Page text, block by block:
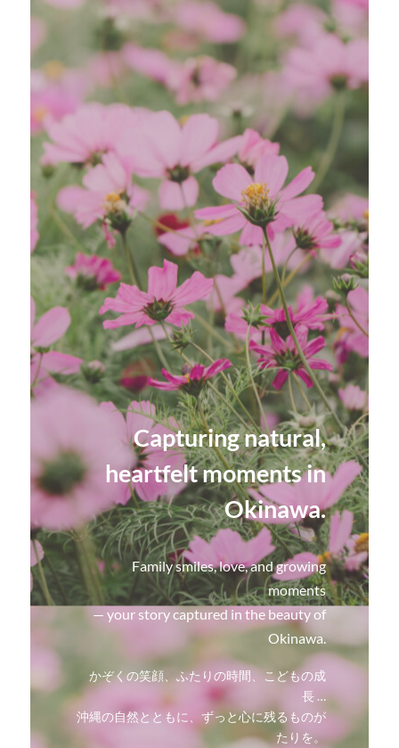
Capturing natural,
heartfelt moments in
Okinawa.
Family smiles, love, and growing
moments
— your story captured in the beauty of
Okinawa.
かぞくの笑顔、ふたりの時間、こどもの成
長 …
沖縄の自然とともに、ずっと心に残るものが
たりを。